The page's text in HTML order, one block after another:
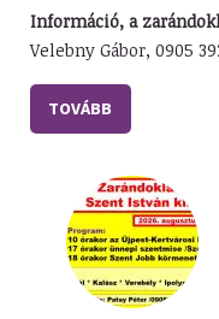
Információ, a
Velebny Gábor, 0905
TOVÁBB